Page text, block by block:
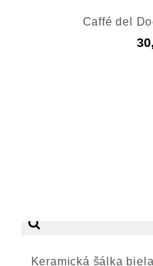
Caffé del
Keramická šálka